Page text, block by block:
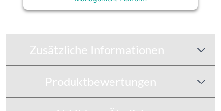
Zusätzliche Informationen
Produktbewertungen